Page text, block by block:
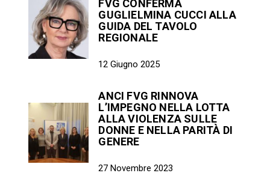
FVG CONFERMA
GUGLIELMINA CUCCI ALLA
GUIDA DEL TAVOLO
REGIONALE
12 Giugno 2025
ANCI FVG RINNOVA
L’IMPEGNO NELLA LOTTA
ALLA VIOLENZA SULLE
DONNE E NELLA PARITÀ DI
GENERE
27 Novembre 2023